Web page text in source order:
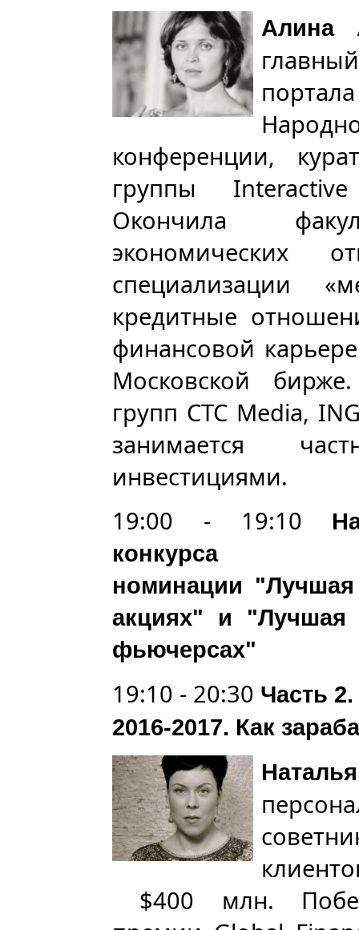
Алина
конференции,
группы
Окончила
специализации
кредитные
финансовой
Московской
групп CTC Media,
занимается
инвестициями.
19:00 - 19:10
конкурса
номинации "Лучшая
акциях" и "Лучшая
фьючерсах"
19:10 - 20:30 Часть
2016-2017. Как
$400 млн.